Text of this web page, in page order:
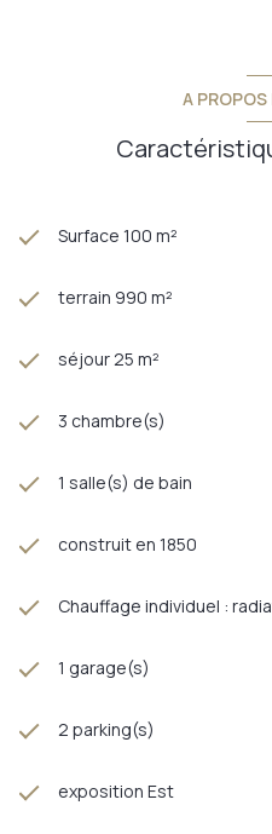
A PROPOS
Surface 100 m²
terrain 990 m²
séjour 25 m²
3 chambre(s)
1 salle(s) de bain
construit en 1850
Chauffage individuel :
1 garage(s)
2 parking(s)
exposition Est